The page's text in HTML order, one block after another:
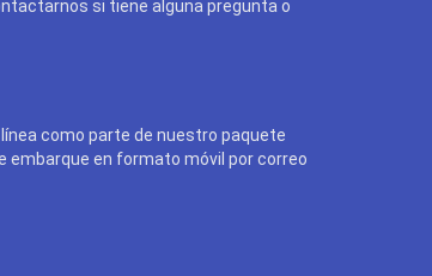
si tiene alguna pregunta o
como parte de nuestro paquete
embarque en formato móvil por correo